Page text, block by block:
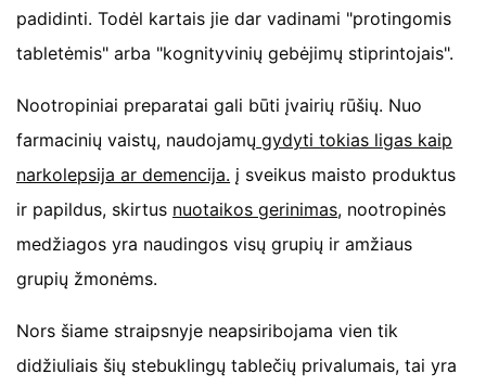
padidinti. Todėl kartais jie dar vadinami "protingomis
tabletėmis" arba "kognityvinių gebėjimų stiprintojais".
Nootropiniai preparatai gali būti įvairių rūšių. Nuo
farmacinių vaistų, naudojamų gydyti tokias ligas kaip
narkolepsija ar demencija. į sveikus maisto produktus
ir papildus, skirtus nuotaikos gerinimas, nootropinės
medžiagos yra naudingos visų grupių ir amžiaus
grupių žmonėms.
Nors šiame straipsnyje neapsiribojama vien tik
didžiuliais šių stebuklingų tablečių privalumais, tai yra